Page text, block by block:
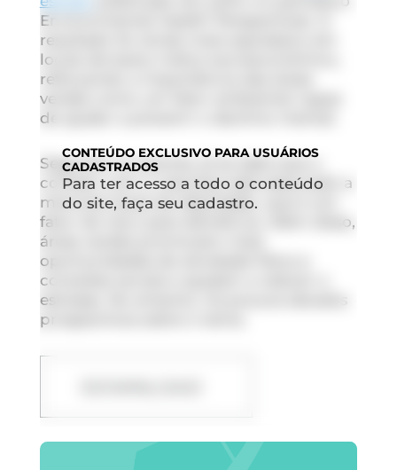
E
resultado foi ainda mais expressivo em
locais de baixo índice socioeconômico,
reforçando a importância das áreas
verdes como um fator ambiental capaz
de ajudar a prevenir o declínio mental.
Segundo os autores, já se sabe que o
contato com a natureza está associado a
menores taxas de depressão, que é um
fator de risco para demência. Além disso,
áreas verdes promovem mais
oportunidades de atividade física e
conexões sociais e ajudam a reduzir o
estresse. No entanto, há poucos estudos
prospectivos sobre o tema.
CONTEÚDO EXCLUSIVO PARA USUÁRIOS
CADASTRADOS
Para ter acesso a todo o conteúdo
do site, faça seu cadastro.